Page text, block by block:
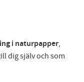
i naturpapper,
dig själv och som